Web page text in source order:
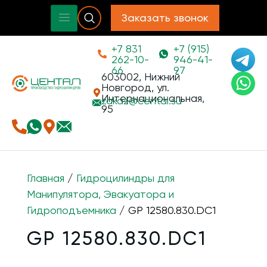
Заказать звонок
+7 831
262-10-
66
+7 (915)
946-41-
97
603002, Нижний
Новгород, ул.
Интернациональная,
95
zakaz@cental.su
Главная / Гидроцилиндры для
Манипулятора, Эвакуатора и
Гидроподъемника / GP 12580.830.DC1
GP 12580.830.DC1